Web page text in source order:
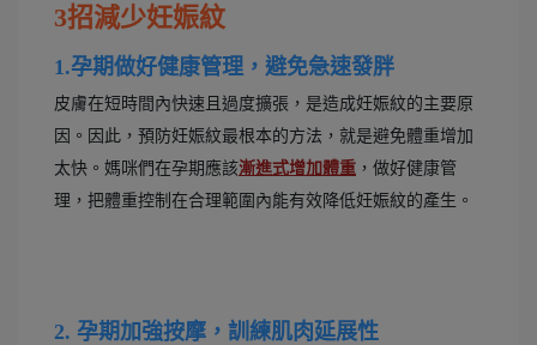
3招減少妊娠紋
1.孕期做好健康管理，避免急速發胖
皮膚在短時間內快速且過度擴張，是造成妊娠紋的主要原
因。因此，預防妊娠紋最根本的方法，就是避免體重增加
太快。媽咪們在孕期應該漸進式增加體重 ，做好健康管
理，把體重控制在合理範圍內能有效降低妊娠紋的產生。
2. 孕期加強按摩，訓練肌肉延展性